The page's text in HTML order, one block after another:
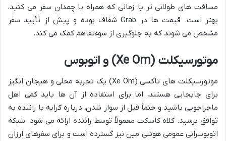
مسافت های طولانی تر یا زمانی که همراه با چمدان سفر می کنید،
بهتر است. قیمت ها در Grab شفاف بوده و پیش از تأیید سفر
مشخص می شوند که به جلوگیری از سوءتفاهم کمک می کند.
موتورسیکلت (Xe Om) و اتوبوس
موتورسیکلت های تاکسی (Xe Om) یک تجربه محلی و هیجان انگیز
برای جابجایی هستند، اما برای استفاده از آن ها باید کمی اهل
ماجراجویی باشید و حتماً قبل از سوار شدن، درباره کرایه با راننده به
توافق برسید. کلاه کاسکت معمولاً توسط راننده ارائه می شود. شبکه
اتوبوسرانی عمومی هوشی مین نیز گسترده است و برای سفرهای ارزان